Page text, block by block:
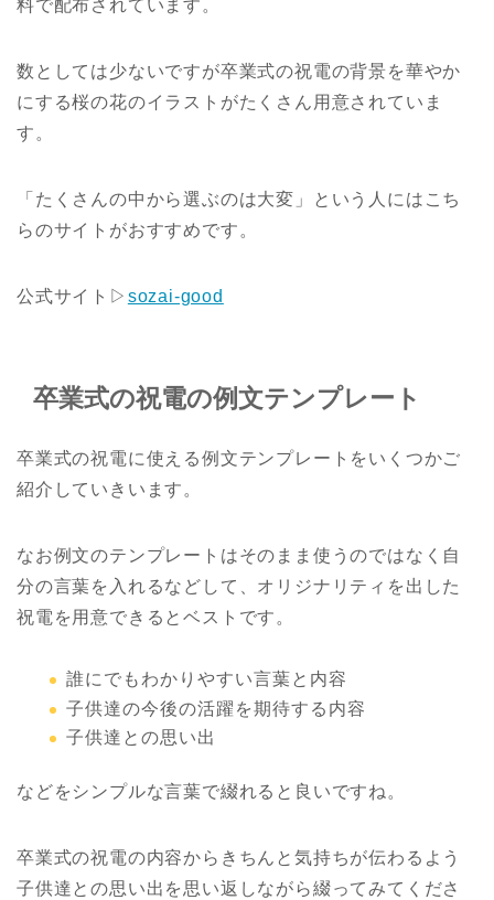
料で配布されています。
数としては少ないですが卒業式の祝電の背景を華やか
にする桜の花のイラストがたくさん用意されていま
す。
「たくさんの中から選ぶのは大変」という人にはこち
らのサイトがおすすめです。
公式サイト▷ sozai-good
卒業式の祝電の例文テンプレート
卒業式の祝電に使える例文テンプレートをいくつかご
紹介していきいます。
なお例文のテンプレートはそのまま使うのではなく自
分の言葉を入れるなどして、オリジナリティを出した
祝電を用意できるとベストです。
誰にでもわかりやすい言葉と内容
子供達の今後の活躍を期待する内容
子供達との思い出
などをシンプルな言葉で綴れると良いですね。
卒業式の祝電の内容からきちんと気持ちが伝わるよう
子供達との思い出を思い返しながら綴ってみてくださ